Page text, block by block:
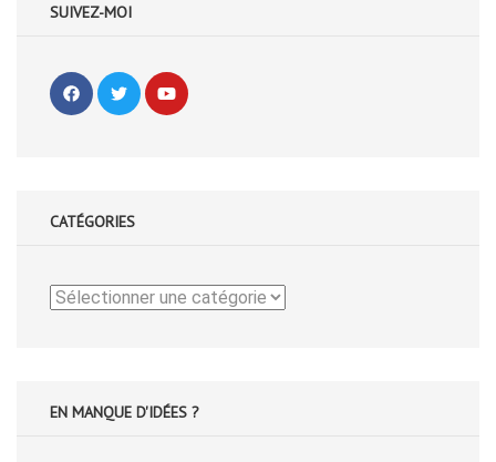
SUIVEZ-MOI
CATÉGORIES
Catégories
EN MANQUE D'IDÉES ?